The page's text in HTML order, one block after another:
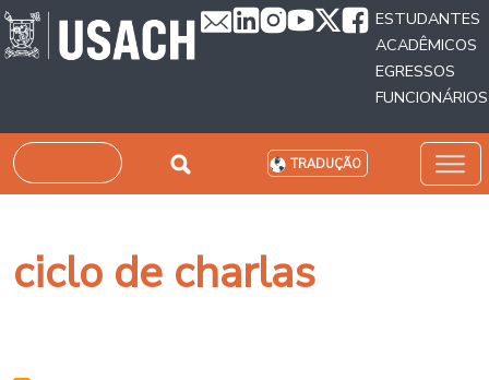
Passar para o conteúdo principal
ESTUDANTES
ACADÊMICOS
EGRESSOS
FUNCIONÁRIOS
Pesquisar TRADUÇÃO
ciclo de charlas